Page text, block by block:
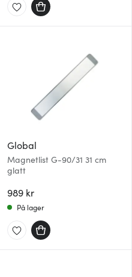
Global
Magnetlist G-90/31 31 cm
glatt
989 kr
På lager